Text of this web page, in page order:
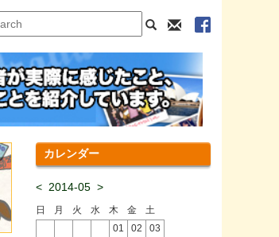
カレンダー
< 2014-05 >
日 月 火 水 木 金
土
01
02
03